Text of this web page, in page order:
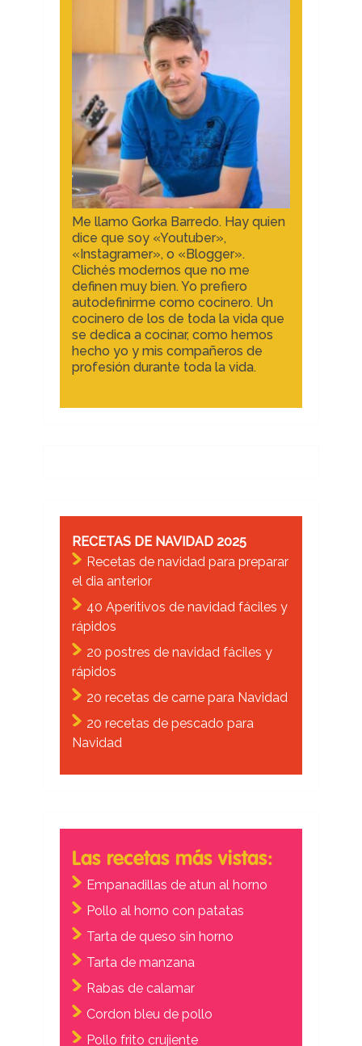
Me llamo Gorka Barredo. Hay quien
dice que soy «Youtuber»,
«Instagramer», o «Blogger».
Clichés modernos que no me
definen muy bien. Yo prefiero
autodefinirme como cocinero. Un
cocinero de los de toda la vida que
se dedica a cocinar, como hemos
hecho yo y mis compañeros de
profesión durante toda la vida.
RECETAS DE NAVIDAD 2025
Recetas de navidad para preparar
el dia anterior
40 Aperitivos de navidad fáciles y
rápidos
20 postres de navidad fáciles y
rápidos
20 recetas de carne para Navidad
20 recetas de pescado para
Navidad
Las recetas más vistas:
Empanadillas de atun al horno
Pollo al horno con patatas
Tarta de queso sin horno
Tarta de manzana
Rabas de calamar
Cordon bleu de pollo
Pollo frito crujiente